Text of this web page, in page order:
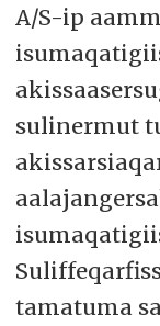
A/S-ip
sulinermut
tamatuma